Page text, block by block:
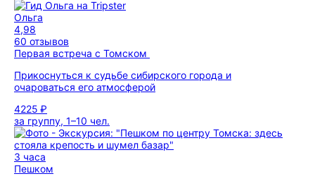
Ольга
4,98
60 отзывов
Первая встреча с Томском
Прикоснуться к судьбе сибирского города и
очароваться его атмосферой
4225 ₽
за группу, 1–10 чел.
3 часа
Пешком